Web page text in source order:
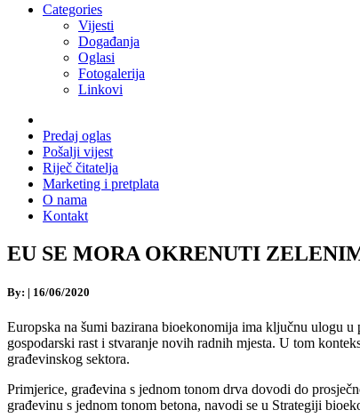
Categories
Vijesti
Događanja
Oglasi
Fotogalerija
Linkovi
Predaj oglas
Pošalji vijest
Riječ čitatelja
Marketing i pretplata
O nama
Kontakt
EU SE MORA OKRENUTI
By: | 16/06/2020
Europska na šumi bazirana bioekonomija ima ključnu ulogu
gospodarski rast i stvaranje novih radnih mjesta. U tom
građevinskog sektora.
Primjerice, građevina s jednom tonom drva dovodi do
građevinu s jednom tonom betona, navodi se u Strategiji